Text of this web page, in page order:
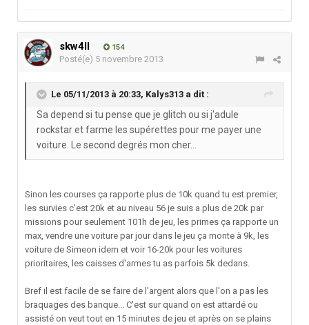
skw4ll 154
Posté(e) 5 novembre 2013
Le 05/11/2013 à 20:33, Kalys313 a dit :
Sa depend si tu pense que je glitch ou si j'adule
rockstar et farme les supérettes pour me payer une
voiture. Le second degrés mon cher...
Sinon les courses ça rapporte plus de 10k quand tu est premier,
les survies c'est 20k et au niveau 56 je suis a plus de 20k par
missions pour seulement 101h de jeu, les primes ça rapporte un
max, vendre une voiture par jour dans le jeu ça monte à 9k, les
voiture de Simeon idem et voir 16-20k pour les voitures
prioritaires, les caisses d'armes tu as parfois 5k dedans.
Bref il est facile de se faire de l'argent alors que l'on a pas les
braquages des banque... C'est sur quand on est attardé ou
assisté on veut tout en 15 minutes de jeu et après on se plains